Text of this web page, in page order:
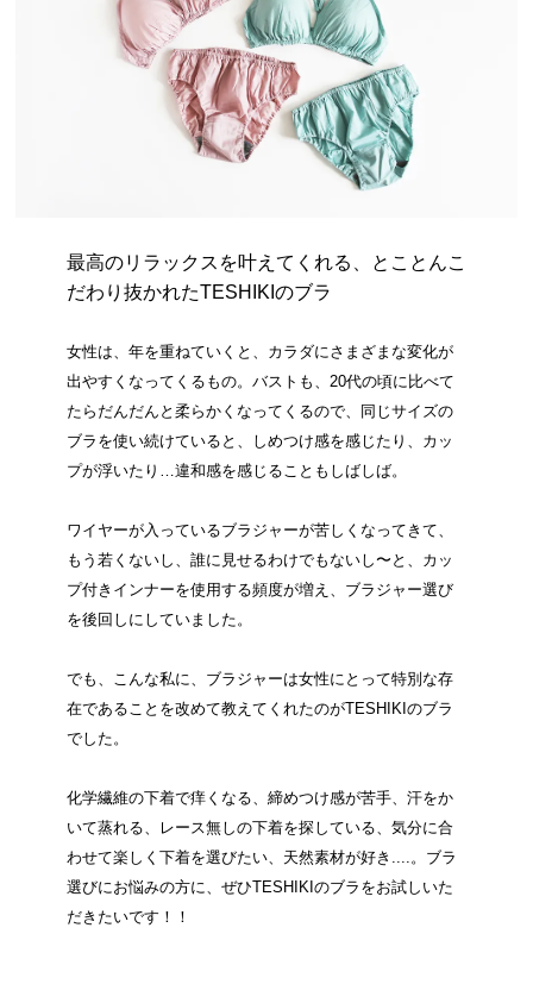
最高のリラックスを叶えてくれる、とことんこ
だわり抜かれたTESHIKIのブラ
女性は、年を重ねていくと、カラダにさまざまな変化が
出やすくなってくるもの。バストも、20代の頃に比べて
たらだんだんと柔らかくなってくるので、同じサイズの
ブラを使い続けていると、しめつけ感を感じたり、カッ
プが浮いたり…違和感を感じることもしばしば。
ワイヤーが入っているブラジャーが苦しくなってきて、
もう若くないし、誰に見せるわけでもないし〜と、カッ
プ付きインナーを使用する頻度が増え、ブラジャー選び
を後回しにしていました。
でも、こんな私に、ブラジャーは女性にとって特別な存
在であることを改めて教えてくれたのがTESHIKIのブラ
でした。
化学繊維の下着で痒くなる、締めつけ感が苦手、汗をか
いて蒸れる、レース無しの下着を探している、気分に合
わせて楽しく下着を選びたい、天然素材が好き....。ブラ
選びにお悩みの方に、ぜひTESHIKIのブラをお試しいた
だきたいです！！